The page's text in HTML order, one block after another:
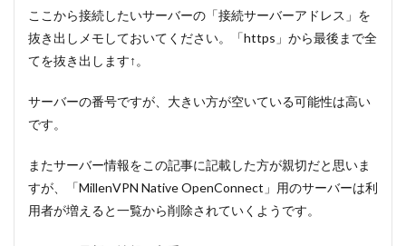
ここから接続したいサーバーの「接続サーバーアドレス」を
抜き出しメモしておいてください。「https」から最後まで全
てを抜き出します↑。
サーバーの番号ですが、大きい方が空いている可能性は高い
です。
またサーバー情報をこの記事に記載した方が親切だと思いま
すが、「MillenVPN Native OpenConnect」用のサーバーは利
用者が増えると一覧から削除されていくようです。